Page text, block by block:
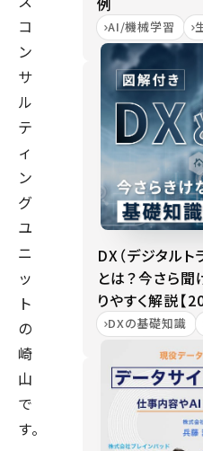
コ
ン
サ
ル
テ
ィ
ン
グ
ユ
ニ
ッ
ト
の
崎
山
で
す。
AI/機械学習
DX（デジタルト
とは？今さら
りやすく解説【
DXの基礎知識